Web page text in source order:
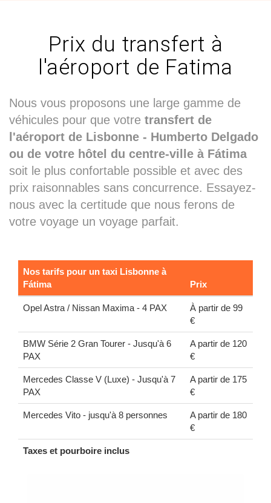
Prix du transfert à
l'aéroport de Fatima
Nous vous proposons une large gamme de
véhicules pour que votre transfert de
l'aéroport de Lisbonne - Humberto Delgado
ou de votre hôtel du centre-ville à Fátima
soit le plus confortable possible et avec des
prix raisonnables sans concurrence. Essayez-
nous avec la certitude que nous ferons de
votre voyage un voyage parfait.
Nos tarifs pour un taxi Lisbonne à
Fátima
Prix
Opel Astra / Nissan Maxima - 4 PAX
À partir de 99
€
BMW Série 2 Gran Tourer - Jusqu'à 6
PAX
A partir de 120
€
Mercedes Classe V (Luxe) - Jusqu'à 7
PAX
A partir de 175
€
Mercedes Vito - jusqu'à 8 personnes
A partir de 180
€
Taxes et pourboire inclus